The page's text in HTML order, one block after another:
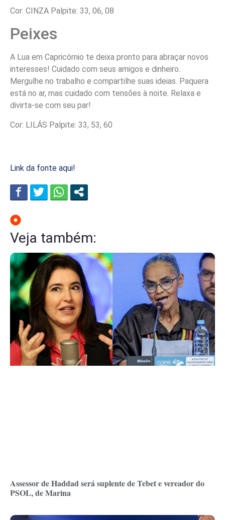
Cor: CINZA Palpite: 33, 06, 08
Peixes
A Lua em Capricórnio te deixa pronto para abraçar novos
interesses! Cuidado com seus amigos e dinheiro.
Mergulhe no trabalho e compartilhe suas ideias. Paquera
está no ar, mas cuidado com tensões à noite. Relaxa e
divirta-se com seu par!
Cor: LILÁS Palpite: 33, 53, 60
Link da fonte aqui!
Veja também:
Assessor de Haddad será suplente de Tebet e vereador do
PSOL, de Marina